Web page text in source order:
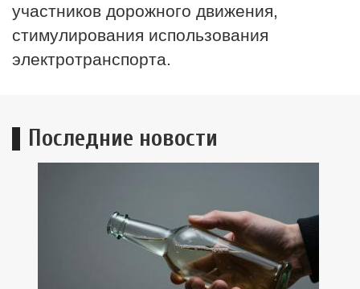
участников дорожного движения,
стимулирования использования
электротранспорта.
Последние новости